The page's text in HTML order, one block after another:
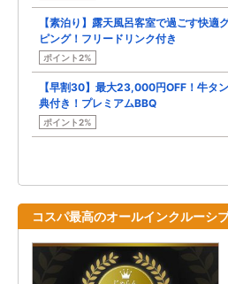
【素泊り】露天風呂客室で過ごす快適
ピング！フリードリンク付き
ポイント2%
【早割30】最大23,000円OFF！牛タ
典付き！プレミアムBBQ
ポイント2%
コスパ最高のオールインクルーシ